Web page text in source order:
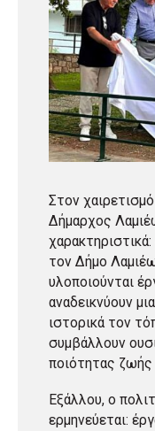
Στον
Δήμαρχος
τον Δήμο
υλοποιούνται
αναδεικνύουν
ιστορικά τον
συμβάλλουν
ποιότητας
Εξάλλου, ο
ερμηνεύεται: